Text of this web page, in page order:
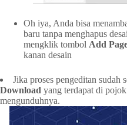
Oh iya, Anda bisa
baru tanpa menghapus
mengklik tombol Add
kanan desain
Jika proses pengeditan sudah
Download yang terdapat di
mengunduhnya.